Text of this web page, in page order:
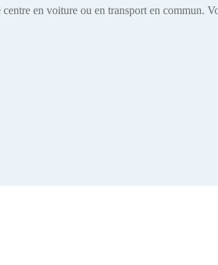
en voiture ou en transport en commun.